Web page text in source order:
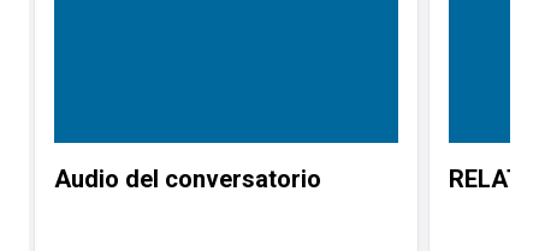
Audio del conversatorio